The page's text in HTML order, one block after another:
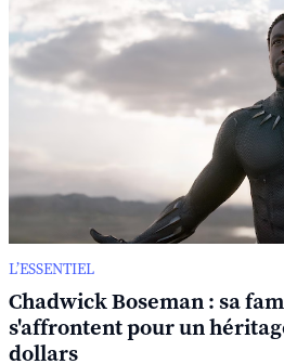
L’ESSENTIEL
Chadwick Boseman : sa
s'affrontent pour un
dollars